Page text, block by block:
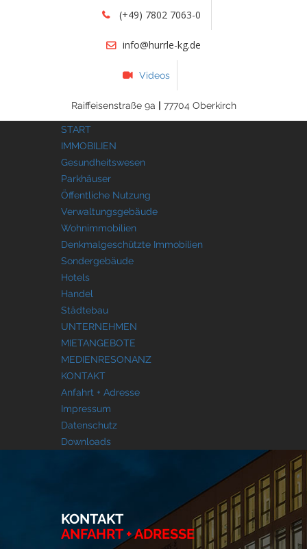
(+49) 7802 7063-0
info@hurrle-kg.de
Videos
Raiffeisenstraße 9a | 77704 Oberkirch
START
IMMOBILIEN
Gesundheitswesen
Parkhäuser
Öffentliche Nutzung
Verwaltungsgebäude
Wohnimmobilien
Denkmalgeschützte Immobilien
Sondergebäude
Hotels
Handel
Städtebau
UNTERNEHMEN
MIETANGEBOTE
MEDIENRESONANZ
KONTAKT
Anfahrt + Adresse
Impressum
Datenschutz
Downloads
KONTAKT
ANFAHRT + ADRESSE